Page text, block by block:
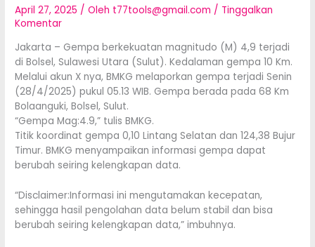
April 27, 2025 / Oleh t77tools@gmail.com / Tinggalkan
Komentar
Jakarta – Gempa berkekuatan magnitudo (M) 4,9 terjadi
di Bolsel, Sulawesi Utara (Sulut). Kedalaman gempa 10 Km.
Melalui akun X nya, BMKG melaporkan gempa terjadi Senin
(28/4/2025) pukul 05.13 WIB. Gempa berada pada 68 Km
Bolaanguki, Bolsel, Sulut.
“Gempa Mag:4.9,” tulis BMKG.
Titik koordinat gempa 0,10 Lintang Selatan dan 124,38 Bujur
Timur. BMKG menyampaikan informasi gempa dapat
berubah seiring kelengkapan data.
“Disclaimer:Informasi ini mengutamakan kecepatan,
sehingga hasil pengolahan data belum stabil dan bisa
berubah seiring kelengkapan data,” imbuhnya.